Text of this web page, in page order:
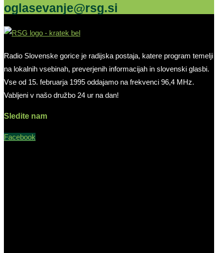
oglasevanje@rsg.si
Radio Slovenske gorice je radijska postaja, katere program temelji
na lokalnih vsebinah, preverjenih informacijah in slovenski glasbi.
Vse od 15. februarja 1995 oddajamo na frekvenci 96,4 MHz.
Vabljeni v našo družbo 24 ur na dan!
Sledite nam
Facebook